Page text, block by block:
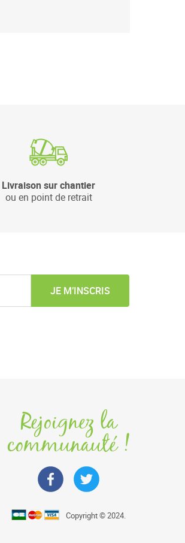
Livraison sur chantier
ou en point de retrait
JE M’INSCRIS
Rejoignez la
communauté !
Copyright © 2024.